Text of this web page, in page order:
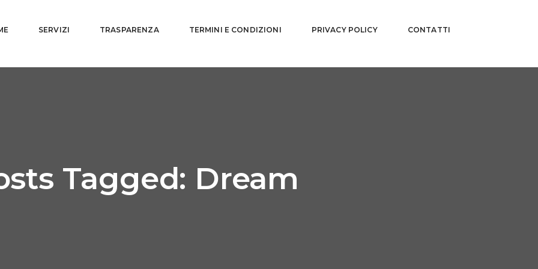
SERVIZI TRASPARENZA TERMINI E CONDIZIONI PRIVACY POLICY CONTATTI
Tagged: Dream